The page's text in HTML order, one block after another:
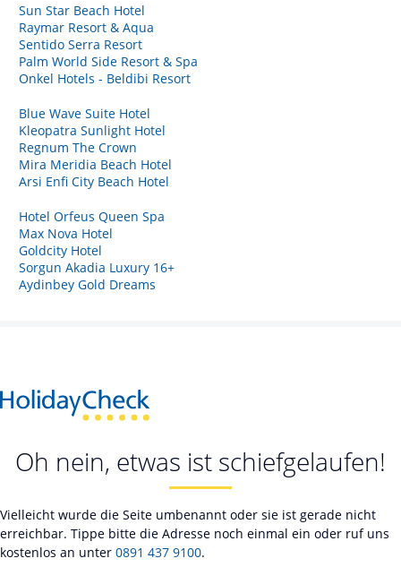
Sun Star Beach Hotel
Raymar Resort & Aqua
Sentido Serra Resort
Palm World Side Resort & Spa
Onkel Hotels - Beldibi Resort
Blue Wave Suite Hotel
Kleopatra Sunlight Hotel
Regnum The Crown
Mira Meridia Beach Hotel
Arsi Enfi City Beach Hotel
Hotel Orfeus Queen Spa
Max Nova Hotel
Goldcity Hotel
Sorgun Akadia Luxury 16+
Aydinbey Gold Dreams
Oh nein, etwas ist schiefgelaufen!
Vielleicht wurde die Seite umbenannt oder sie ist gerade nicht
erreichbar. Tippe bitte die Adresse noch einmal ein oder ruf uns
kostenlos an unter 0891 437 9100.